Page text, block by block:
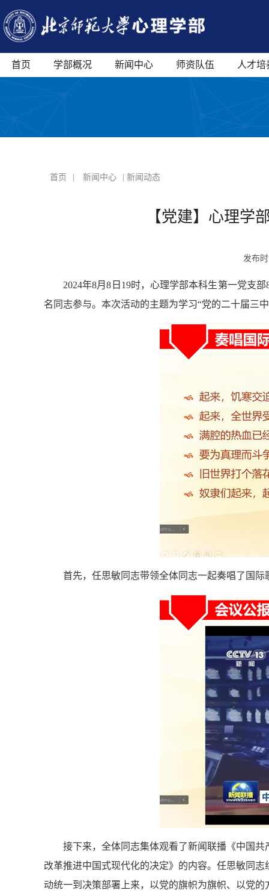
首页 学部概况 新闻中心 师资队伍 人才培
首页 新闻中心 | 新闻动态
【党建】心理学
发布
2024年8月8 日19时，心理学部本科生第一党支部
名 同志参与。本次活动的主题为学习“党的二十届三
首先，任思敏同志带领全体同志一起奏唱了国际
接下来，全体同志集体观看了新闻联播《中国
改革推进中国式现代化的决定》的内容。任思敏同
动统一到决策部署上来，以党的旗帜为旗帜、以党